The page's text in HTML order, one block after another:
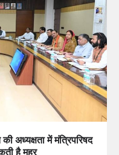
में मंत्रिपरिषद
है मुहर